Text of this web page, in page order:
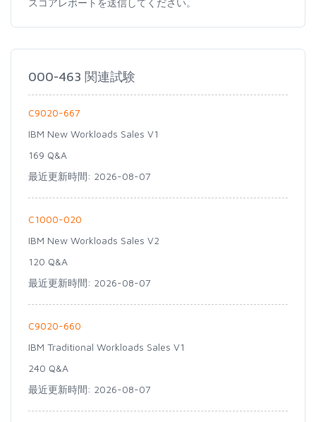
スコアレポートを送信してください。
000-463 関連試験
C9020-667
IBM New Workloads Sales V1
169 Q&A
最近更新時間: 2026-08-07
C1000-020
IBM New Workloads Sales V2
120 Q&A
最近更新時間: 2026-08-07
C9020-660
IBM Traditional Workloads Sales V1
240 Q&A
最近更新時間: 2026-08-07